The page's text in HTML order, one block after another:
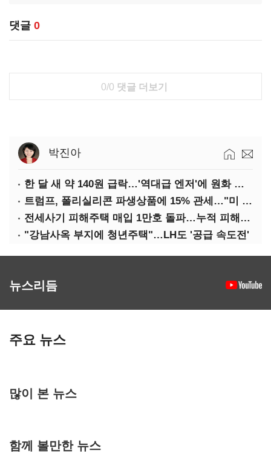
댓글 0
0/0 댓글 더보기
박진아
한 달 새 약 140원 급락…'역대급 엔저'에 원화 변곡점
트럼프, 폴리실리콘 파생상품에 15% 관세…"미 산업 재건"
전세사기 피해주택 매입 1만호 돌파…누적 피해자 4만278명
"강남사옥 부지에 청년주택"…LH도 '공급 속도전'
뉴스리듬
주요 뉴스
많이 본 뉴스
함께 볼만한 뉴스